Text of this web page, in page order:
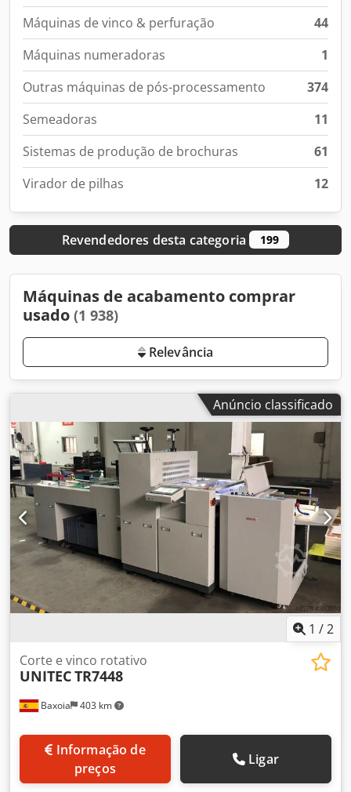
Máquinas de vinco & perfuração
44
Máquinas numeradoras
1
Outras máquinas de pós-processamento
374
Semeadoras
11
Sistemas de produção de brochuras
61
Virador de pilhas
12
Revendedores desta categoria 199
Máquinas de acabamento comprar
usado (1 938)
Relevância
Anúncio classificado
1 /2
Baxoia 403 km
Corte e vinco rotativo
UNITECTR7448
preços
Ligar